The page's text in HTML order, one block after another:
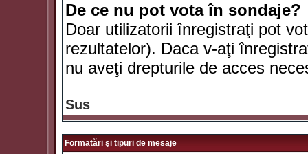
De ce nu pot vota în sondaje?
Doar utilizatorii înregistraţi pot
rezultatelor). Daca v-aţi
nu aveţi drepturile de acces
Sus
Formatări şi tipuri de mesaje